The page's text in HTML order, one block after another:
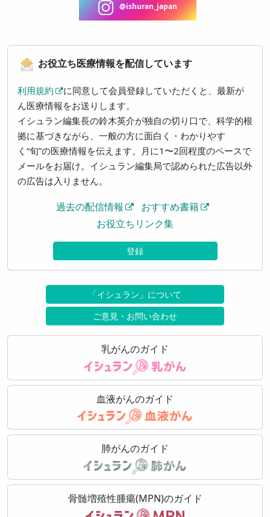
@ishuran_japan
お役立ち医療情報を配信しています
利用規約
に同意して会員登録していただくと、最新が
ん医療情報をお送りします。
イシュラン編集長の鈴木英介が独自の切り口で、科学的根
拠に基づきながら、一般の方に面白く・わかりやす
く“旬”の医療情報を伝えます。月に1〜2回程度のペースで
メールをお届け。イシュラン編集局で認められた広告以外
の広告は入りません。
過去の配信情報
おすすめ書籍
お役立ちリンク集
登録
「イシュラン」について
ご意見・お問い合わせ
乳がんのガイド
血液がんのガイド
肺がんのガイド
骨髄増殖性腫瘍(MPN)のガイド